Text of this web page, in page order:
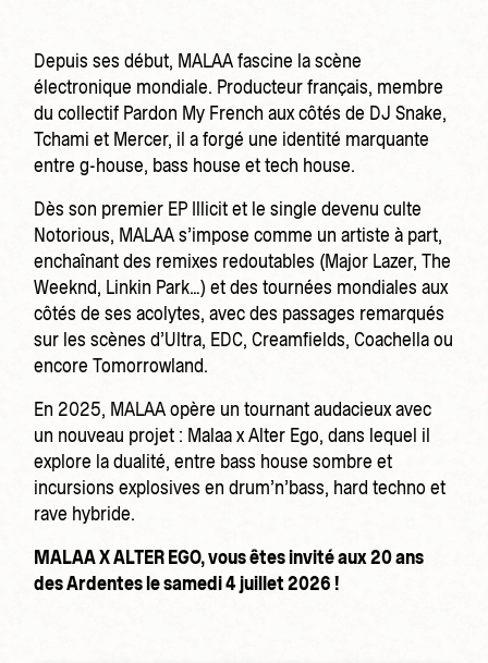
Depuis ses début, MALAA fascine la scène
électronique mondiale. Producteur français, membre
du collectif Pardon My French aux côtés de DJ Snake,
Tchami et Mercer, il a forgé une identité marquante
entre g-house, bass house et tech house.
Dès son premier EP Illicit et le single devenu culte
Notorious, MALAA s’impose comme un artiste à part,
enchaînant des remixes redoutables (Major Lazer, The
Weeknd, Linkin Park…) et des tournées mondiales aux
côtés de ses acolytes, avec des passages remarqués
sur les scènes d’Ultra, EDC, Creamfields, Coachella ou
encore Tomorrowland.
En 2025, MALAA opère un tournant audacieux avec
un nouveau projet : Malaa x Alter Ego, dans lequel il
explore la dualité, entre bass house sombre et
incursions explosives en drum’n’bass, hard techno et
rave hybride.
MALAA X ALTER EGO, vous êtes invité aux 20 ans
des Ardentes le samedi 4 juillet 2026 !